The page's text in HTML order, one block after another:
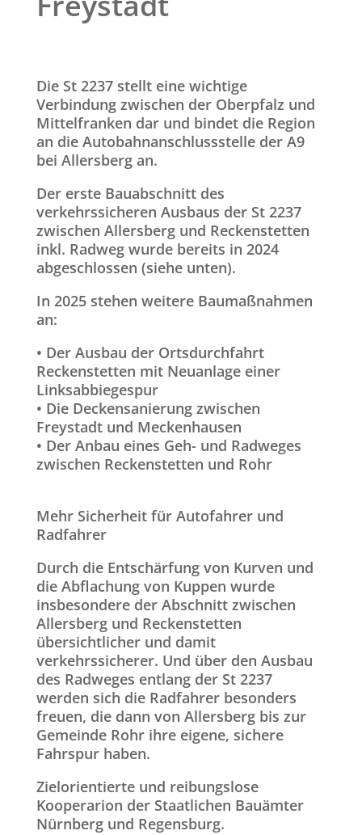
Die St 2237 stellt eine wichtige
Verbindung zwischen der Oberpfalz und
Mittelfranken dar und bindet die Region
an die Autobahnanschlussstelle der A9
bei Allersberg an.
Der erste Bauabschnitt des
verkehrssicheren Ausbaus der St 2237
zwischen Allersberg und Reckenstetten
inkl. Radweg wurde bereits in 2024
abgeschlossen (siehe unten).
In 2025 stehen weitere Baumaßnahmen
an:
• Der Ausbau der Ortsdurchfahrt
Reckenstetten mit Neuanlage einer
Linksabbiegespur
• Die Deckensanierung zwischen
Freystadt und Meckenhausen
• Der Anbau eines Geh- und Radweges
zwischen Reckenstetten und Rohr
Mehr Sicherheit für Autofahrer und
Radfahrer
Durch die Entschärfung von Kurven und
die Abflachung von Kuppen wurde
insbesondere der Abschnitt zwischen
Allersberg und Reckenstetten
übersichtlicher und damit
verkehrssicherer. Und über den Ausbau
des Radweges entlang der St 2237
werden sich die Radfahrer besonders
freuen, die dann von Allersberg bis zur
Gemeinde Rohr ihre eigene, sichere
Fahrspur haben.
Zielorientierte und reibungslose
Kooperarion der Staatlichen Bauämter
Nürnberg und Regensburg.